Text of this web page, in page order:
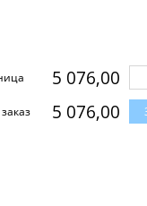
5 076,00
5 076,00